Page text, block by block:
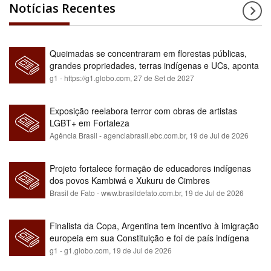
Notícias Recentes
Queimadas se concentraram em florestas públicas,
grandes propriedades, terras indígenas e UCs, aponta
relatório
g1 - https://g1.globo.com,27 de Set de 2027
Exposição reelabora terror com obras de artistas
LGBT+ em Fortaleza
Agência Brasil - agenciabrasil.ebc.com.br, 19 de Jul de 2026
Projeto fortalece formação de educadores indígenas
dos povos Kambiwá e Xukuru de Cimbres
Brasil de Fato - www.brasildefato.com.br, 19 de Jul de 2026
Finalista da Copa, Argentina tem incentivo à imigração
europeia em sua Constituição e foi de país indígena
para maioria branca
g1 - g1.globo.com, 19 de Jul de 2026